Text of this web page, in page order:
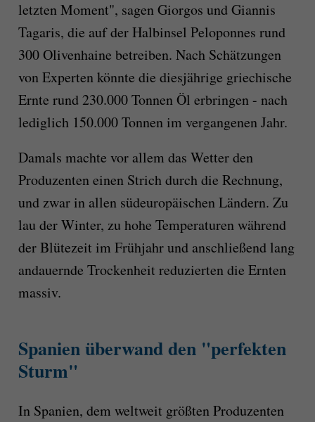
letzten Moment", sagen Giorgos und Giannis
Tagaris, die auf der Halbinsel Peloponnes rund
300 Olivenhaine betreiben. Nach Schätzungen
von Experten könnte die diesjährige griechische
Ernte rund 230.000 Tonnen Öl erbringen - nach
lediglich 150.000 Tonnen im vergangenen Jahr.
Damals machte vor allem das Wetter den
Produzenten einen Strich durch die Rechnung,
und zwar in allen südeuropäischen Ländern. Zu
lau der Winter, zu hohe Temperaturen während
der Blütezeit im Frühjahr und anschließend lang
andauernde Trockenheit reduzierten die Ernten
massiv.
Spanien überwand den "perfekten
Sturm"
In Spanien, dem weltweit größten Produzenten